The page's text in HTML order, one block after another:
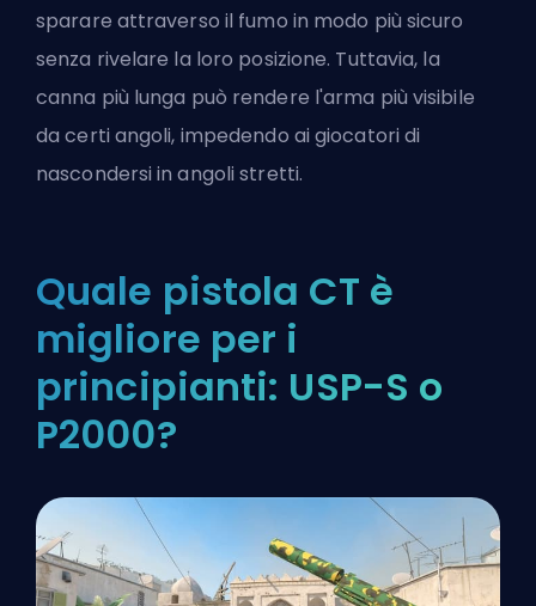
sparare attraverso il fumo in modo più sicuro
senza rivelare la loro posizione. Tuttavia, la
canna più lunga può rendere l'arma più visibile
da certi angoli, impedendo ai giocatori di
nascondersi in angoli stretti.
Quale pistola CT è
migliore per i
principianti: USP-S o
P2000?